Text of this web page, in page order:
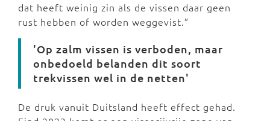
dat heeft weinig zin als de vissen daar geen
rust hebben of worden weggevist.”
'Op zalm vissen is verboden, maar
onbedoeld belanden dit soort
trekvissen wel in de netten'
De druk vanuit Duitsland heeft effect gehad.